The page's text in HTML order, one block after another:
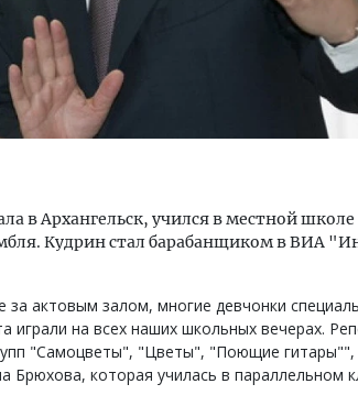
в Архангельск, учился в местной
Кудрин стал барабанщиком в ВИА
за актовым залом, многие девчонки
играли на всех наших школьных вечерах.
"Самоцветы", "Цветы", "Поющие гитары"",
Брюхова, которая училась в параллельном
Ищем новые берега. Гендиректор
«Жилищной инициативы» Юрий
Гатилов — о том, как девелоперу
оставаться на плаву, когда рынок
штормит
СТРОИТЕЛЬСТВО